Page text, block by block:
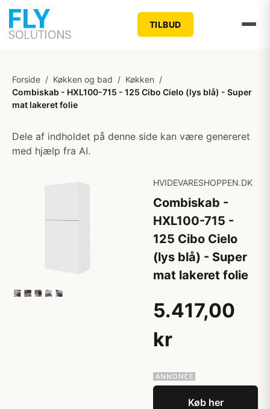
TILBUD
Forside / Køkken og bad / Køkken /
Combiskab - HXL100-715 - 125 Cibo Cielo (lys blå) - Super
mat lakeret folie
Dele af indholdet på denne side kan være genereret
med hjælp fra AI.
HVIDEVARESHOPPEN.DK
Combiskab -
HXL100-715 -
125 Cibo Cielo
(lys blå) - Super
mat lakeret folie
5.417,00
kr
Køb her